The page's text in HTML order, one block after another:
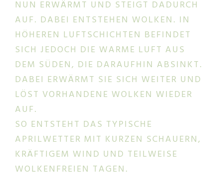
NUN ERWÄRMT UND STEIGT DADURCH
AUF. DABEI ENTSTEHEN WOLKEN. IN
HÖHEREN LUFTSCHICHTEN BEFINDET
SICH JEDOCH DIE WARME LUFT AUS
DEM SÜDEN, DIE DARAUFHIN ABSINKT.
DABEI ERWÄRMT SIE SICH WEITER UND
LÖST VORHANDENE WOLKEN WIEDER
AUF.
SO ENTSTEHT DAS TYPISCHE
APRILWETTER MIT KURZEN SCHAUERN,
KRÄFTIGEM WIND UND TEILWEISE
WOLKENFREIEN TAGEN.